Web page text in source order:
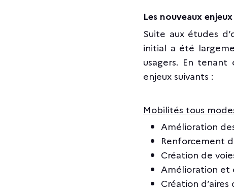
Les nouveaux
Suite aux études
initial a été
usagers. En
enjeux suivants :
Mobilités tous
Amélioration
Renforcement
Création de
Amélioration et
Création